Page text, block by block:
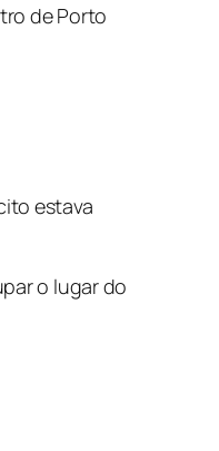
de Porto
estava
o lugar do